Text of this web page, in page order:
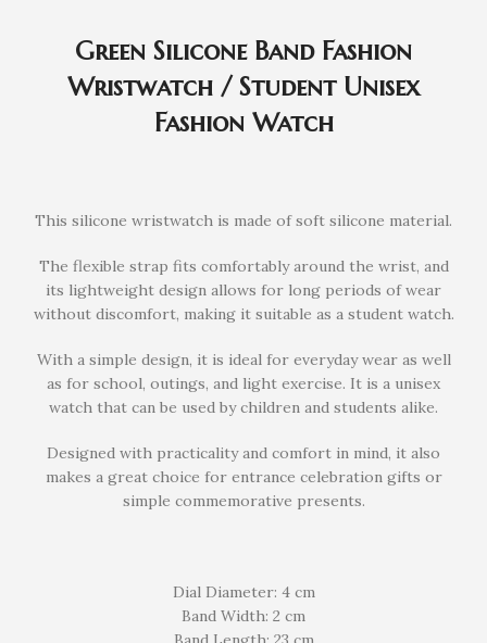
Green Silicone Band Fashion
Wristwatch / Student Unisex
Fashion Watch
This silicone wristwatch is made of soft silicone material.
The flexible strap fits comfortably around the wrist, and
its lightweight design allows for long periods of wear
without discomfort, making it suitable as a student watch.
With a simple design, it is ideal for everyday wear as well
as for school, outings, and light exercise. It is a unisex
watch that can be used by children and students alike.
Designed with practicality and comfort in mind, it also
makes a great choice for entrance celebration gifts or
simple commemorative presents.
Dial Diameter: 4 cm
Band Width: 2 cm